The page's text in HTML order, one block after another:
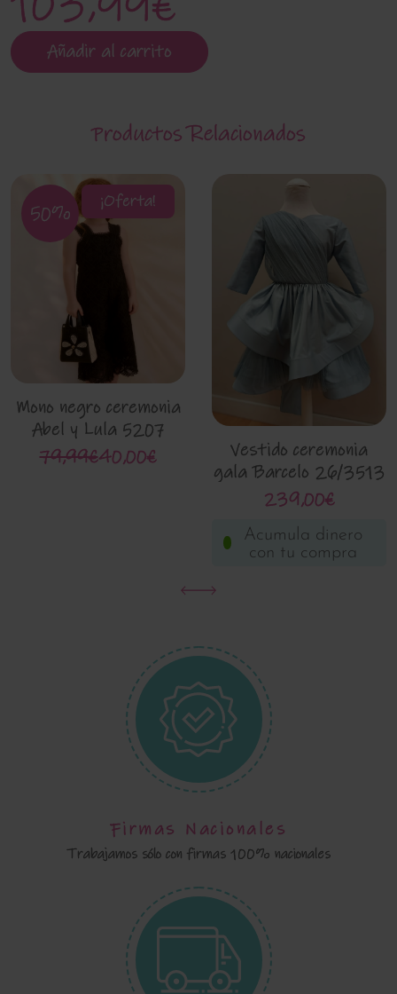
Añadir al carrito
Productos Relacionados
¡Oferta!
50%
Mono negro ceremonia
Abel y Lula 5207
79,99€40,00€
Vestido ceremonia
gala Barcelo 26/3513
239,00€
Acumula dinero
con tu compra
Firmas Nacionales
Trabajamos sólo con firmas 100% nacionales